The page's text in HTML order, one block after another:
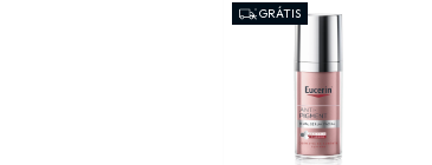
GRÁTIS